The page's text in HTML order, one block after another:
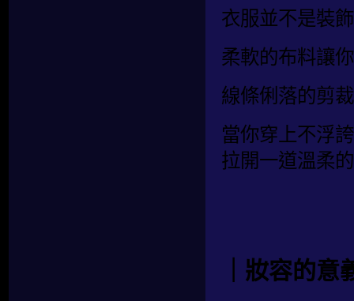
衣服並不是裝
柔軟的布料讓
線條俐落的剪
當你穿上不浮
拉開一道溫柔
｜妝容的